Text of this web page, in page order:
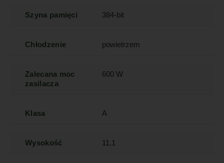
Szyna pamięci 384-bit
Chłodzenie powietrzem
Zalecana moc
zasilacza
600 W
Klasa A
Wysokość 11,1